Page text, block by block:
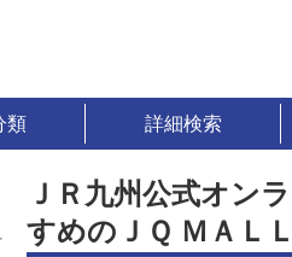
類 詳細検索
ＪＲ九州公式オン
すめのＪＱ ＭＡＬ